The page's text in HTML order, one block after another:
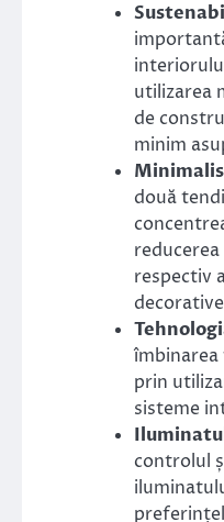
utilizarea
de
minim
două
respectiv
prin
sisteme
controlul